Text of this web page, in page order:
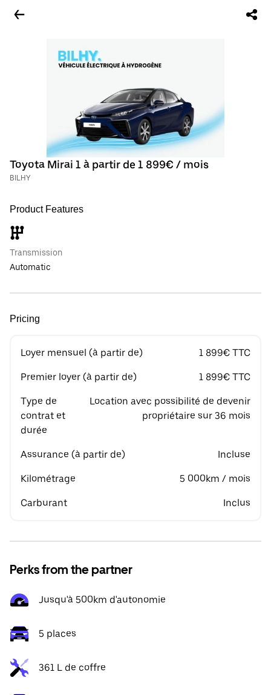
Toyota Mirai 1 à partir de 1 899€ / mois
BILHY
Product Features
Transmission
Automatic
Pricing
Loyer mensuel (à partir de) 1 899€ TTC
Premier loyer (à partir de) 1 899€ TTC
Type de
contrat et
durée
Location avec possibilité de devenir
propriétaire sur 36 mois
Assurance (à partir de) Incluse
Kilométrage 5 000km / mois
Carburant Inclus
Perks from the partner
Jusqu'à 500km d'autonomie
5 places
361 L de coffre